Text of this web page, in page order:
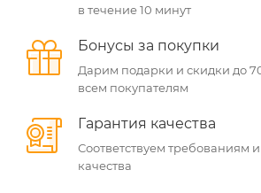
в течение 10 минут
Бонусы за покупки
Дарим подарки и скидки до
всем покупателям
Гарантия качества
Соответствуем требованиям
качества